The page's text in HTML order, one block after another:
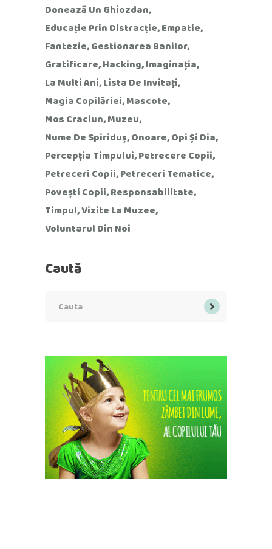
Donează Un Ghiozdan
Educație Prin Distracție Empatie
Fantezie Gestionarea Banilor
Gratificare Hacking Imaginația
La Multi Ani Lista De Invitați
Magia Copilăriei Mascote
Mos Craciun Muzeu
Nume De Spiriduș Onoare Opi Și Dia
Percepția Timpului Petrecere Copii
Petreceri Copii Petreceri Tematice
Povești Copii Responsabilitate
Timpul Vizite La Muzee
Voluntarul Din Noi
Caută
for: